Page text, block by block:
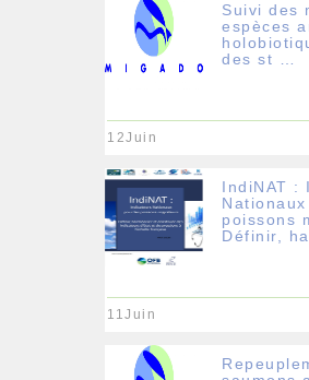
Suivi des
espèces
des st …
12Juin
IndiNAT :
poissons
Définir,
11Juin